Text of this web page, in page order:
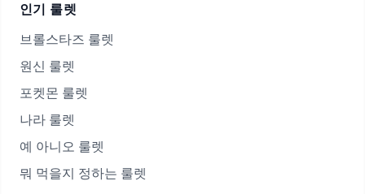
인기 룰렛
브롤스타즈 룰렛
원신 룰렛
포켓몬 룰렛
나라 룰렛
예 아니오 룰렛
뭐 먹을지 정하는 룰렛